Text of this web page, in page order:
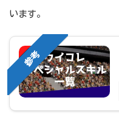
います。
参考